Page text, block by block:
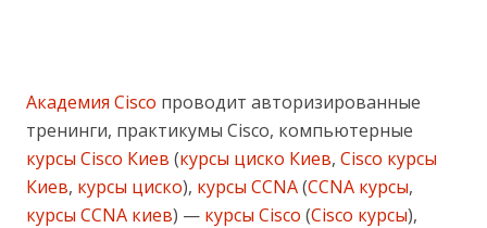
Академия Cisco проводит авторизированные
тренинги, практикумы Cisco, компьютерные
курсы Cisco Киев (курсы циско Киев, Cisco курсы
Киев, курсы циско), курсы CCNA(CCNA курсы,
курсы CCNA киев) — курсы Cisco (Cisco курсы),